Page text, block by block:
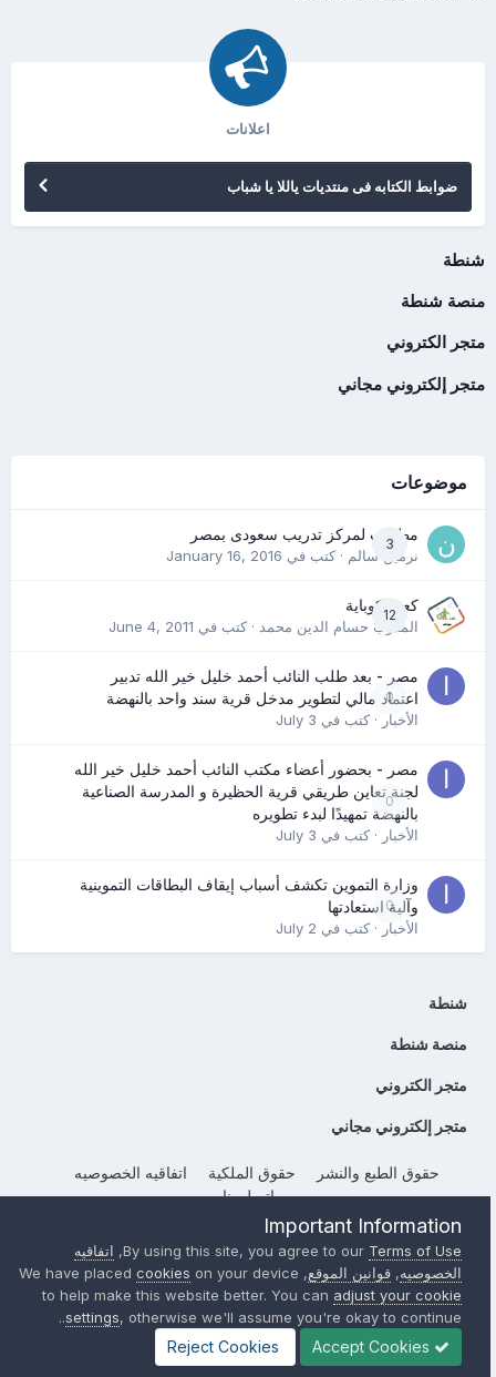
اعلانات
ضوابط الكتابه فى منتديات ياللا يا شباب
شنطة
منصة شنطة
متجر الكتروني
متجر إلكتروني مجاني
موضوعات
3
مطلوب لمركز تدريب سعودى بمصر
نرمين سالم· كتب في January 16, 2016
12
كعب كوباية
المدرب حسام الدين محمد· كتب في June 4, 2011
0
مصر - بعد طلب النائب أحمد خليل خير الله تدبير
اعتماد مالي لتطوير مدخل قرية سند واحد بالنهضة
الأخبار· كتب في July 3
0
مصر - بحضور أعضاء مكتب النائب أحمد خليل خير الله
لجنة تعاين طريقي قرية الحظيرة و المدرسة الصناعية
بالنهضة تمهيدًا لبدء تطويره
الأخبار· كتب في July 3
0
وزارة التموين تكشف أسباب إيقاف البطاقات التموينية
وآلية استعادتها
الأخبار· كتب في July 2
شنطة
منصة شنطة
متجر الكتروني
متجر إلكتروني مجاني
حقوق الطبع والنشر حقوق الملكية
اتفاقيه الخصوصيه
إتصل بنا
Powered by Invision CommunityImportant Information
By using this site, you agree to ourTerms of Use
, اتفاقيه
الخصوصيه, قوانين الموقع, We have placed
cookies on your device
to help make this website better. You canadjust your cookie
settings , otherwise we'll assume you're okay to continue..
Accept Cookies